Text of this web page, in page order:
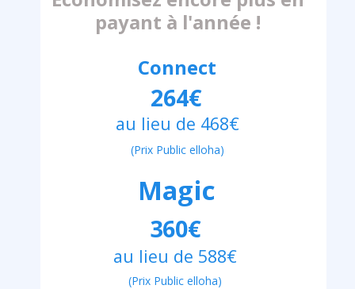
payant à l'année !
Connect
Magic
264€
360€
au lieu de 468€
au lieu de 588€
(Prix Public elloha)
(Prix Public elloha)